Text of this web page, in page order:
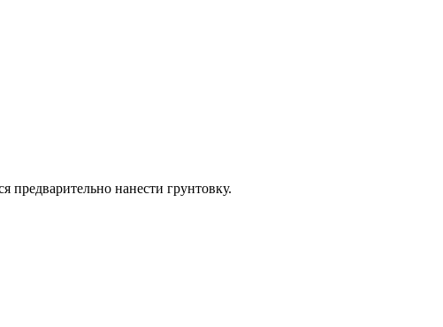
предварительно нанести грунтовку.